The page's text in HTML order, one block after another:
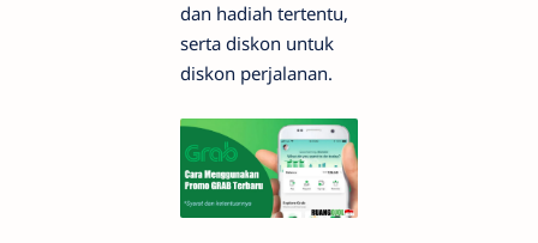
dan hadiah tertentu,
serta diskon untuk
diskon perjalanan.